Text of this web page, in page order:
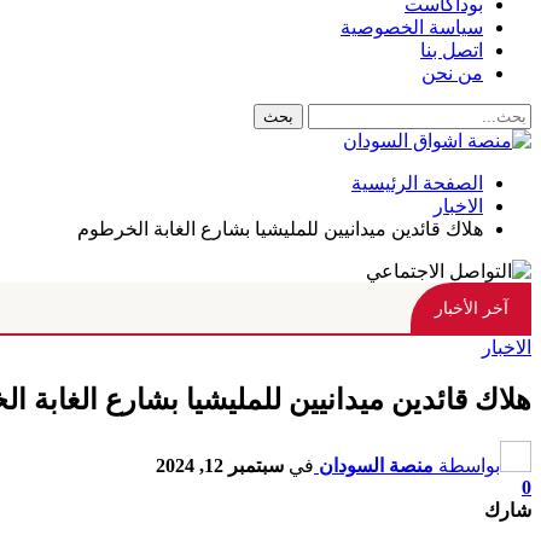
بوداكاست
سياسة الخصوصية
اتصل بنا
من نحن
الصفحة الرئيسية
الاخبار
هلاك قائدين ميدانيين للمليشيا بشارع الغابة الخرطوم
آخر الأخبار
الاخبار
هلاك قائدين ميدانيين للمليشيا بشارع الغابة
بواسطة منصة السودان في سبتمبر 12, 2024
0
شارك